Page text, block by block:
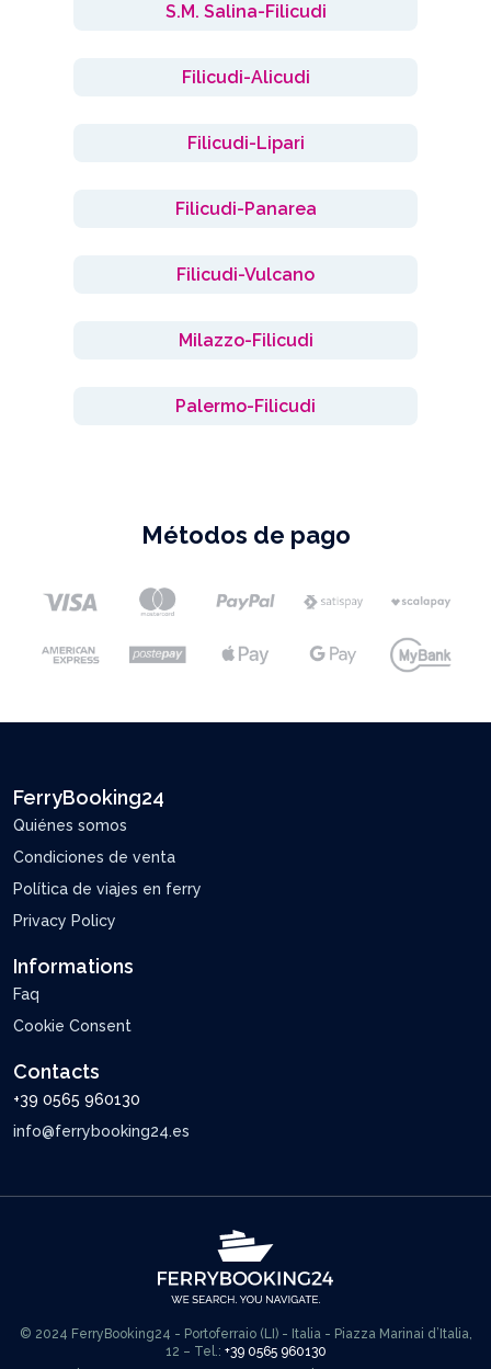
S.M. Salina-Filicudi
Filicudi-Alicudi
Filicudi-Lipari
Filicudi-Panarea
Filicudi-Vulcano
Milazzo-Filicudi
Palermo-Filicudi
Métodos de pago
FerryBooking24
Quiénes somos
Condiciones de venta
Política de viajes en ferry
Privacy Policy
Informations
Faq
Cookie Consent
Contacts
+39 0565 960130
info@ferrybooking24.es
© 2024 FerryBooking24 - Portoferraio (LI) - Italia - Piazza Marinai d’Italia,
12 – Tel.: +39 0565 960130